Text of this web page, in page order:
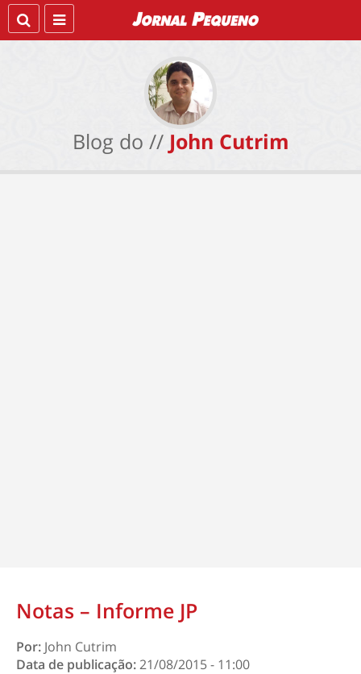
Blog do // John Cutrim
Notas – Informe JP
Por: John Cutrim
Data de publicação:21/08/2015 - 11:00